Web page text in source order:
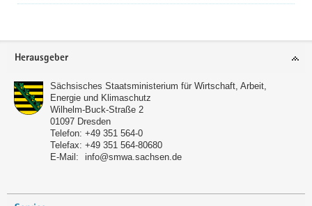
Service
Herausgeber
Sächsisches Staatsministerium für Wirtschaft, Arbeit,
Energie und Klimaschutz
Wilhelm-Buck-Straße 2
01097 Dresden
Telefon: +49 351 564-0
Telefax: +49 351 564-80680
E-Mail:
info@smwa.sachsen.de